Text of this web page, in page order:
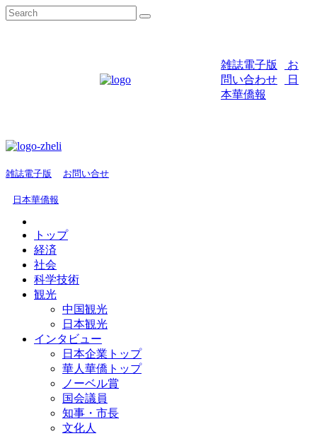
雑誌電子版
お
問い合わせ
日
本華僑報
雑誌電子版 お問い合せ
日本華僑報
トップ
経済
社会
科学技術
観光
中国観光
日本観光
インタビュー
日本企業トップ
華人華僑トップ
ノーベル賞
国会議員
知事・市長
文化人